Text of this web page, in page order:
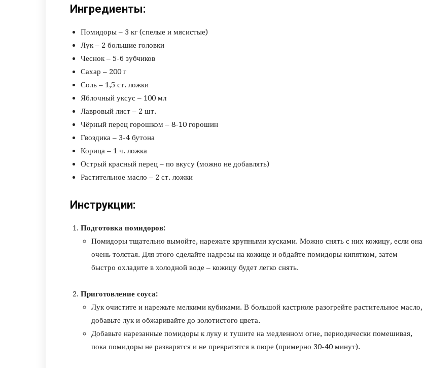
Ингредиенты:
Помидоры – 3 кг (спелые и мясистые)
Лук – 2 большие головки
Чеснок – 5-6 зубчиков
Сахар – 200 г
Соль – 1,5 ст. ложки
Яблочный уксус – 100 мл
Лавровый лист – 2 шт.
Чёрный перец горошком – 8-10 горошин
Гвоздика – 3-4 бутона
Корица – 1 ч. ложка
Острый красный перец – по вкусу (можно не добавлять)
Растительное масло – 2 ст. ложки
Инструкции:
Подготовка помидоров:
Помидоры тщательно вымойте, нарежьте крупными кусками. Можно снять с них кожицу, если она
очень толстая. Для этого сделайте надрезы на кожице и обдайте помидоры кипятком, затем
быстро охладите в холодной воде – кожицу будет легко снять.
Приготовление соуса:
Лук очистите и нарежьте мелкими кубиками. В большой кастрюле разогрейте растительное масло,
добавьте лук и обжаривайте до золотистого цвета.
Добавьте нарезанные помидоры к луку и тушите на медленном огне, периодически помешивая,
пока помидоры не разварятся и не превратятся в пюре (примерно 30-40 минут).